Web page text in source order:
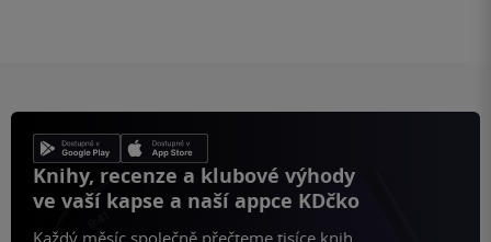
Knihy, recenze a klubové výhody
ve vaší kapse a naší appce KDčko